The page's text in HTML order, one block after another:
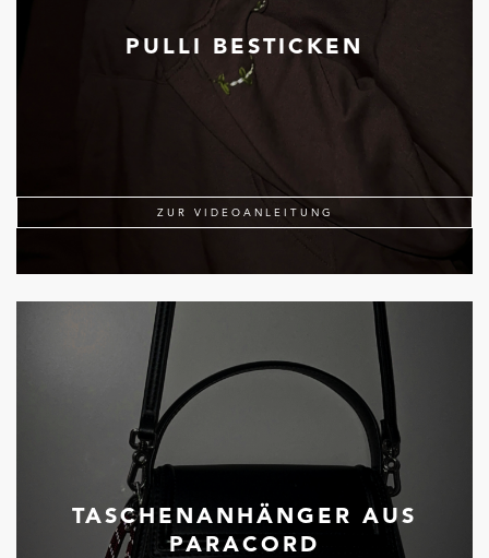
PULLI BESTICKEN
ZUR VIDEOANLEITUNG
TASCHENANHÄNGER AUS
PARACORD